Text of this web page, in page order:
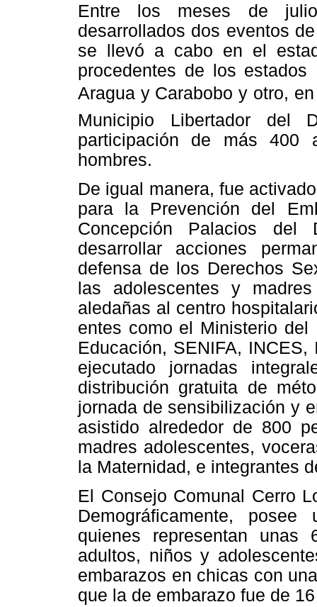
Entre los meses de
desarrollados dos eventos
se llevó a cabo en el
procedentes de los
Aragua y Carabobo y otro, en
Municipio Libertador del
participación de más 400
hombres.
De igual manera, fue
para la Prevención del
Concepción Palacios del
desarrollar acciones
defensa de los Derechos
las adolescentes y
aledañas al centro
entes como el Ministerio
Educación, SENIFA,
ejecutado jornadas
distribución gratuita de
jornada de sensibilización y
asistido alrededor de 800
madres adolescentes,
la Maternidad, e integrantes
El Consejo Comunal Cerro
Demográficamente,
quienes representan unas
adultos, niños y
embarazos en chicas con
que la de embarazo fue de